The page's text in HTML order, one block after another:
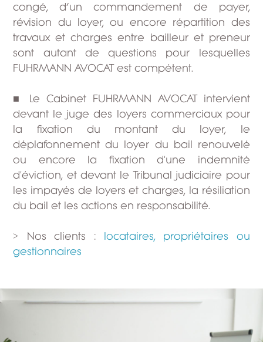
congé, d’un commandement de payer,
révision du loyer, ou encore répartition des
travaux et charges entre bailleur et preneur
sont autant de questions pour lesquelles
FUHRMANN AVOCAT est compétent.
■ Le Cabinet FUHRMANN AVOCAT intervient
devant le juge des loyers commerciaux pour
la fixation du montant du loyer, le
déplafonnement du loyer du bail renouvelé
ou encore la fixation d'une indemnité
d'éviction, et devant le Tribunal judiciaire pour
les impayés de loyers et charges, la résiliation
du bail et les actions en responsabilité.
> Nos clients : locataires, propriétaires ou
gestionnaires